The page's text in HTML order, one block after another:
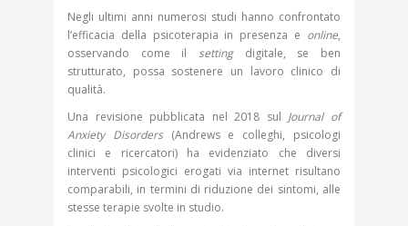
Negli ultimi anni numerosi studi hanno confrontato
l’efficacia della psicoterapia in presenza e online,
osservando come il settingdigitale, se ben
strutturato, possa sostenere un lavoro clinico di
qualità.
Una revisione pubblicata nel 2018 sul Journal of
Anxiety Disorders(Andrews e colleghi, psicologi
clinici e ricercatori) ha evidenziato che diversi
interventi psicologici erogati via internet risultano
comparabili, in termini di riduzione dei sintomi, alle
stesse terapie svolte in studio.